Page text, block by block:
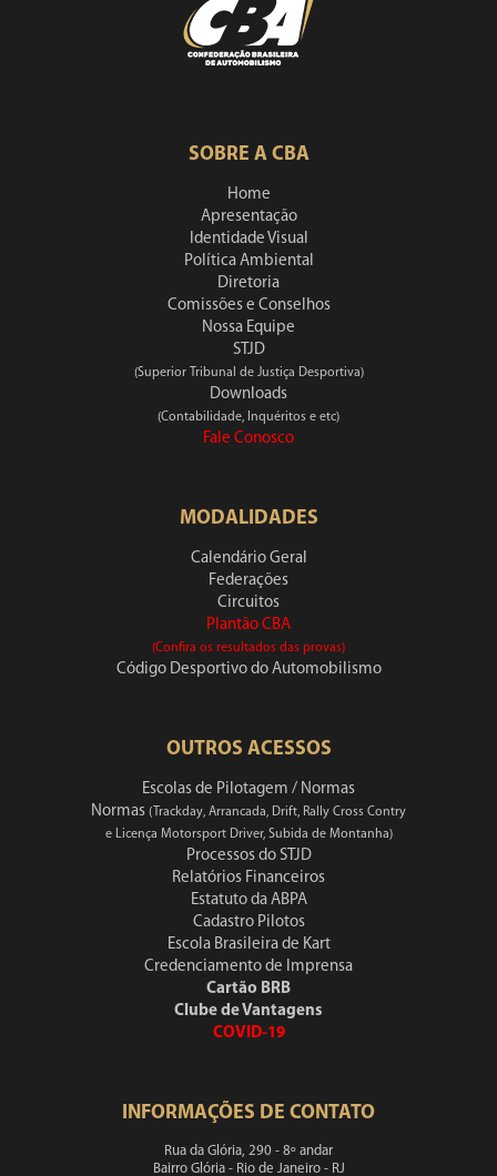
SOBRE A CBA
Home
Apresentação
Identidade Visual
Política Ambiental
Diretoria
Comissões e Conselhos
Nossa Equipe
STJD
(Superior Tribunal de Justiça Desportiva)
Downloads
(Contabilidade, Inquéritos e etc)
Fale Conosco
MODALIDADES
Calendário Geral
Federações
Circuitos
Plantão CBA
(Confira os resultados das provas)
Código Desportivo do Automobilismo
OUTROS ACESSOS
Escolas de Pilotagem / Normas
Normas (Trackday, Arrancada, Drift, Rally Cross Contry
e Licença Motorsport Driver, Subida de Montanha)
Processos do STJD
Relatórios Financeiros
Estatuto da ABPA
Cadastro Pilotos
Escola Brasileira de Kart
Credenciamento de Imprensa
Cartão BRB
Clube de Vantagens
COVID-19
INFORMAÇÕES DE CONTATO
Rua da Glória, 290 - 8º andar
Bairro Glória - Rio de Janeiro - RJ